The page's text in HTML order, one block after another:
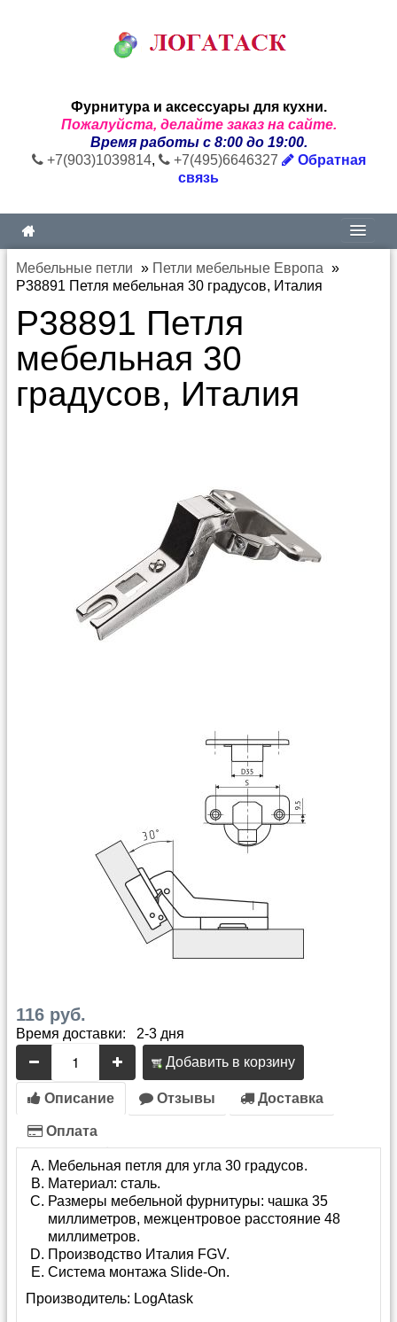
Фурнитура и аксессуары для кухни.
Пожалуйста, делайте заказ на сайте.
Время работы с 8:00 до 19:00.
+7(903)1039814, +7(495)6646327
Обратная
связь
Мебельные петли » Петли мебельные Европа »
P38891 Петля мебельная 30 градусов, Италия
P38891 Петля
мебельная 30
градусов, Италия
116 руб.
Время доставки: 2-3 дня
Добавить в корзину
Описание Отзывы Доставка
Оплата
Мебельная петля для угла 30 градусов.
Материал: сталь.
Размеры мебельной фурнитуры: чашка 35
миллиметров, межцентровое расстояние 48
миллиметров.
Производство Италия FGV.
Система монтажа Slide-On.
Производитель: LogAtask